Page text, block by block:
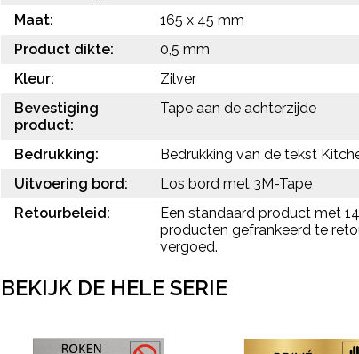
Maat:
165 x 45 mm
Product dikte:
0,5 mm
Kleur:
Zilver
Bevestiging
product:
Tape aan de achterzijde
Bedrukking:
Bedrukking van de tekst
Uitvoering bord:
Los bord met 3M-Tape
Retourbeleid:
Een standaard product met
producten gefrankeerd te
vergoed.
BEKIJK DE HELE SERIE